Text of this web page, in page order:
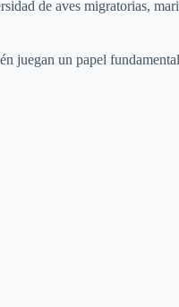
de aves migratorias,
juegan un papel